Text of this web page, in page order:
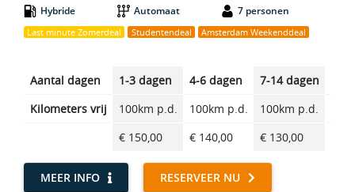
Hybride Automaat 7 personen
Last minute Zomerdeal Studentendeal Amsterdam Weekenddeal
Aantal dagen 1-3 dagen 4-6 dagen 7-14 dagen
Kilometers vrij
100km p.d. 100km p.d. 100km p.d.
€ 150,00
€ 140,00 € 130,00
MEER INFO RESERVEER NU